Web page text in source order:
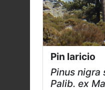
Pin laricio
Pinus nigra
Palib. ex